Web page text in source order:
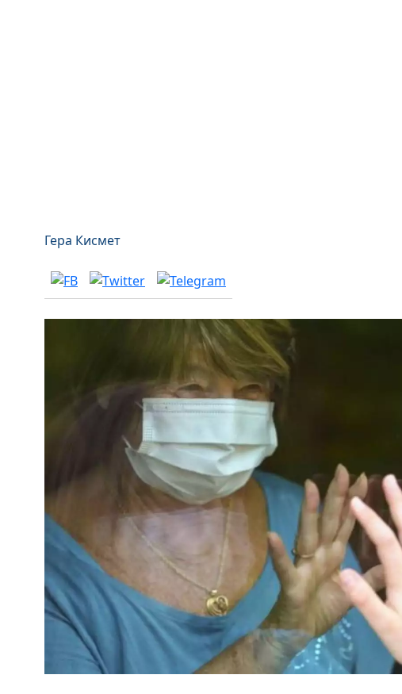
Гера Кисмет